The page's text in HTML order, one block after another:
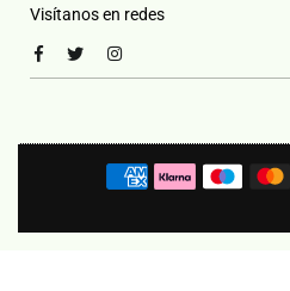
Visítanos en redes
Facebook
TwitterInstagram